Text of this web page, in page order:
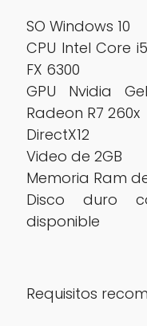
SO Windows 10
CPU Intel Core
FX 6300
GPU Nvidia
Radeon R7 260x
DirectX12
Video de 2GB
Memoria Ram
Disco duro
disponible
Requisitos